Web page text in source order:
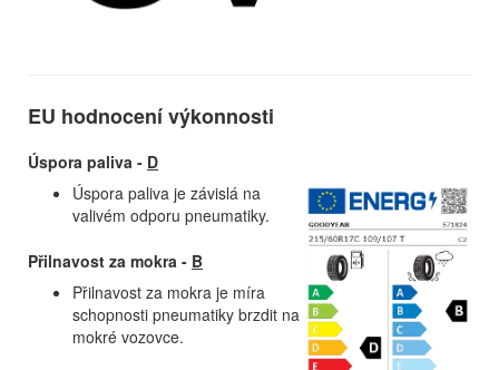
EU hodnocení výkonnosti
Úspora paliva - D
Úspora paliva je závislá na
valivém odporu pneumatiky.
Přilnavost za mokra - B
Přilnavost za mokra je míra
schopnosti pneumatiky brzdit na
mokré vozovce.